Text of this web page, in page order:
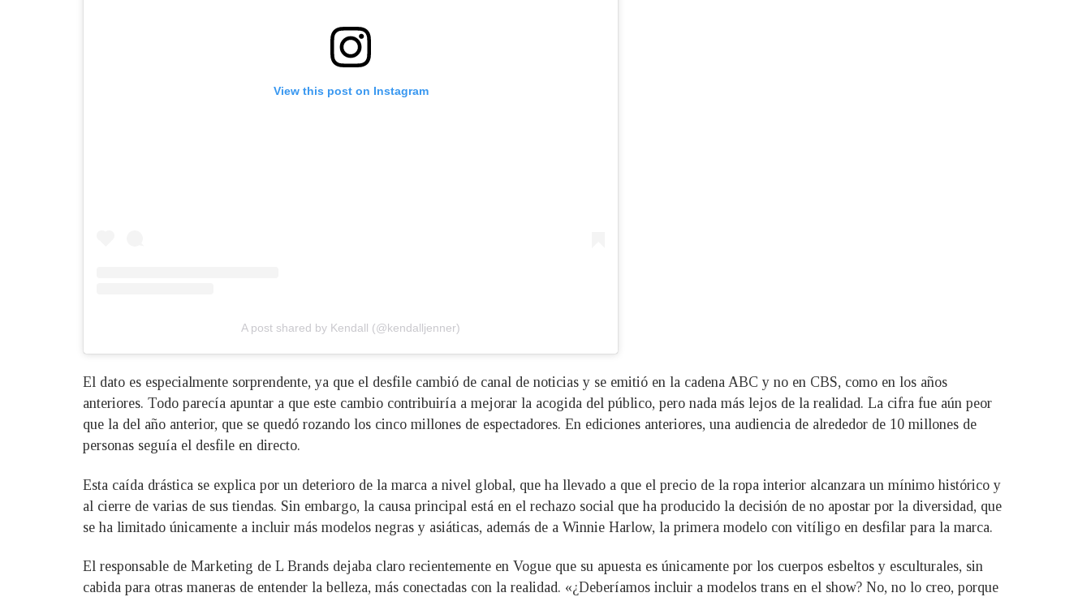
View this post on Instagram
A post shared by Kendall (@kendalljenner)
El dato es especialmente sorprendente, ya que el desfile cambió de canal de noticias y se emitió en la cadena ABC y no en CBS, como en los años
anteriores. Todo parecía apuntar a que este cambio contribuiría a mejorar la acogida del público, pero nada más lejos de la realidad. La cifra fue aún peor
que la del año anterior, que se quedó rozando los cinco millones de espectadores. En ediciones anteriores, una audiencia de alrededor de 10 millones de
personas seguía el desfile en directo.
Esta caída drástica se explica por un deterioro de la marca a nivel global, que ha llevado a que el precio de la ropa interior alcanzara un mínimo histórico y
al cierre de varias de sus tiendas. Sin embargo, la causa principal está en el rechazo social que ha producido la decisión de no apostar por la diversidad, que
se ha limitado únicamente a incluir más modelos negras y asiáticas, además de a Winnie Harlow, la primera modelo con vitíligo en desfilar para la marca.
El responsable de Marketing de L Brands dejaba claro recientemente en Vogue que su apuesta es únicamente por los cuerpos esbeltos y esculturales, sin
cabida para otras maneras de entender la belleza, más conectadas con la realidad. «¿Deberíamos incluir a modelos trans en el show? No, no lo creo, porque